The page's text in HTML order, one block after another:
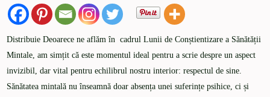
Distribuie Deoarece ne aflăm în cadrul Lunii de Conștientizare a Sănătății
Mintale, am simțit că este momentul ideal pentru a scrie despre un aspect
invizibil, dar vital pentru echilibrul nostru interior: respectul de sine.
Sănătatea mintală nu înseamnă doar absența unei suferințe psihice, ci și